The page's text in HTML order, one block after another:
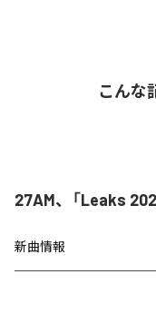
こんな
27AM、「Leaks
新曲情報